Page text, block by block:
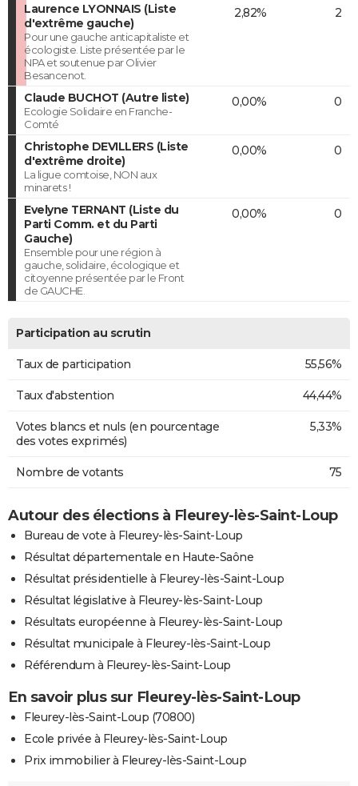
Laurence LYONNAIS (Liste
d'extrême gauche)
Pour une gauche anticapitaliste et
écologiste. Liste présentée par le
NPA et soutenue par Olivier
Besancenot.
2,82% 2
Claude BUCHOT (Autre liste)
Ecologie Solidaire en Franche-
Comté
0,00% 0
Christophe DEVILLERS (Liste
d'extrême droite)
La ligue comtoise, NON aux
minarets !
0,00% 0
Evelyne TERNANT (Liste du
Parti Comm. et du Parti
Gauche)
Ensemble pour une région à
gauche, solidaire, écologique et
citoyenne présentée par le Front
de GAUCHE.
0,00% 0
Participation au scrutin
Taux de participation 55,56%
Taux d'abstention 44,44%
Votes blancs et nuls (en pourcentage
des votes exprimés)
5,33%
Nombre de votants 75
Autour des élections à Fleurey-lès-Saint-Loup
Bureau de vote à Fleurey-lès-Saint-Loup
Résultat départementale en Haute-Saône
Résultat présidentielle à Fleurey-lès-Saint-Loup
Résultat législative à Fleurey-lès-Saint-Loup
Résultats européenne à Fleurey-lès-Saint-Loup
Résultat municipale à Fleurey-lès-Saint-Loup
Référendum à Fleurey-lès-Saint-Loup
En savoir plus sur Fleurey-lès-Saint-Loup
Fleurey-lès-Saint-Loup (70800)
Ecole privée à Fleurey-lès-Saint-Loup
Prix immobilier à Fleurey-lès-Saint-Loup